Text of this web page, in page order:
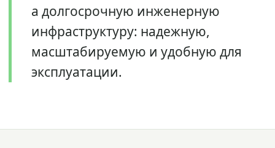
а долгосрочную инженерную
инфраструктуру: надежную,
масштабируемую и удобную для
эксплуатации.